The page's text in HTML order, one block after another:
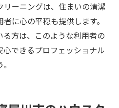
ーニングは、住まいの清潔
に心の平穏も提供します。
方は、このような利用者の
できるプロフェッショナル